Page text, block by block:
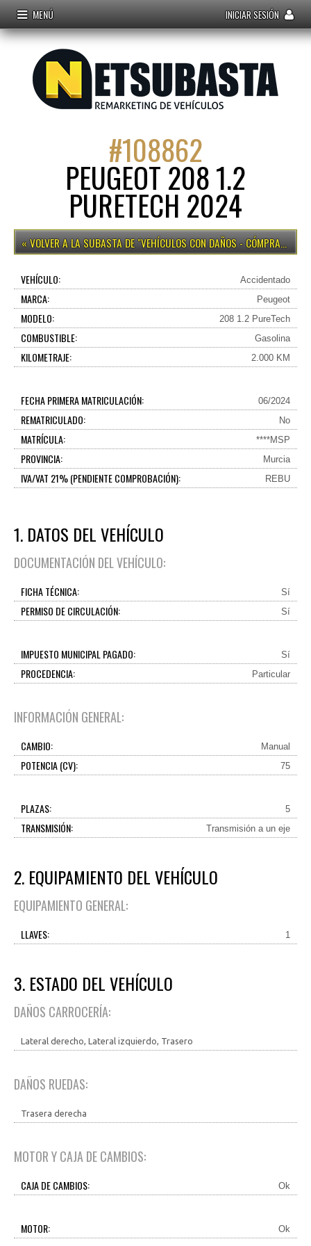
MENÚ INICIAR SESIÓN
#108862
PEUGEOT 208 1.2
PURETECH 2024
VEHÍCULOS CON DAÑOS - CÓMPRALO YA
VEHÍCULO: Accidentado
MARCA: Peugeot
MODELO: 208 1.2 PureTech
COMBUSTIBLE: Gasolina
KILOMETRAJE: 2.000 KM
FECHA PRIMERA MATRICULACIÓN: 06/2024
REMATRICULADO: No
MATRÍCULA: ****MSP
PROVINCIA: Murcia
IVA/VAT 21% (PENDIENTE COMPROBACIÓN): REBU
1. DATOS DEL VEHÍCULO
DOCUMENTACIÓN DEL VEHÍCULO:
FICHA TÉCNICA: Sí
PERMISO DE CIRCULACIÓN: Sí
IMPUESTO MUNICIPAL PAGADO: Sí
PROCEDENCIA: Particular
INFORMACIÓN GENERAL:
CAMBIO: Manual
POTENCIA (CV): 75
PLAZAS: 5
TRANSMISIÓN: Transmisión a un eje
2. EQUIPAMIENTO DEL VEHÍCULO
EQUIPAMIENTO GENERAL:
LLAVES: 1
3. ESTADO DEL VEHÍCULO
DAÑOS CARROCERÍA:
Lateral derecho, Lateral izquierdo, Trasero
DAÑOS RUEDAS:
Trasera derecha
MOTOR Y CAJA DE CAMBIOS:
CAJA DE CAMBIOS: Ok
MOTOR: Ok